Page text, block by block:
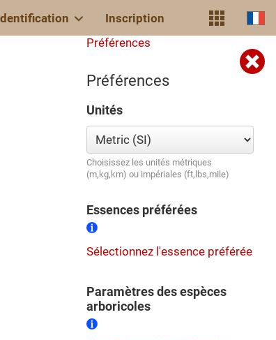
Inscription
Préférences
Préférences
Unités
Choisissez les unités métriques
(m,kg,km) ou impériales (ft,lbs,mile)
Essences préférées
Sélectionnez l'essence préférée
Paramètres des espèces
arboricoles